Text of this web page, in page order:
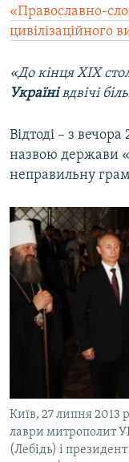
«Православно-
цивілізаційного
«До кінця ХIХ
Українівдвічі
Відтоді – з
назвою держави
неправильну
Київ, 27 липня 2013
лаври митрополит
(Лебідь) і